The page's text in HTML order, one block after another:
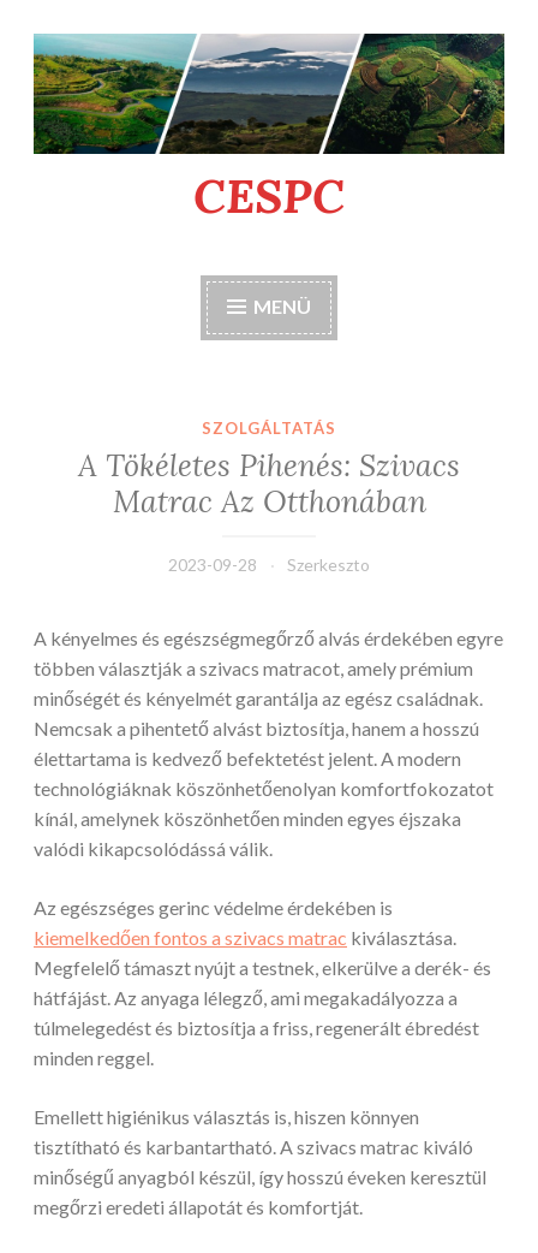
Tartalomhoz
CESPC
MENÜ
SZOLGÁLTATÁS
A Tökéletes Pihenés: Szivacs
Matrac Az Otthonában
2023-09-28 Szerkeszto
A kényelmes és egészségmegőrző alvás érdekében egyre
többen választják a szivacs matracot, amely prémium
minőségét és kényelmét garantálja az egész családnak.
Nemcsak a pihentető alvást biztosítja, hanem a hosszú
élettartama is kedvező befektetést jelent. A modern
technológiáknak köszönhetőenolyan komfortfokozatot
kínál, amelynek köszönhetően minden egyes éjszaka
valódi kikapcsolódássá válik.
Az egészséges gerinc védelme érdekében is
kiemelkedően fontos a szivacs matrac kiválasztása.
Megfelelő támaszt nyújt a testnek, elkerülve a derék- és
hátfájást. Az anyaga lélegző, ami megakadályozza a
túlmelegedést és biztosítja a friss, regenerált ébredést
minden reggel.
Emellett higiénikus választás is, hiszen könnyen
tisztítható és karbantartható. A szivacs matrac kiváló
minőségű anyagból készül, így hosszú éveken keresztül
megőrzi eredeti állapotát és komfortját.